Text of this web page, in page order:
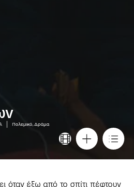
Πολεμικό, Δράμα
όταν έξω από το σπίτι πέφτουν